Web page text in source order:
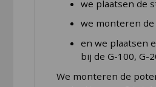
Meegeleverde
Merk
we plaatsen de
we monteren
en we plaatsen
bij de G-100, G-
We monteren de